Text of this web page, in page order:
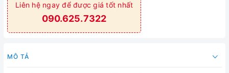
Liên hệ ngay để được giá tốt nhất
090.625.7322
MÔ TẢ